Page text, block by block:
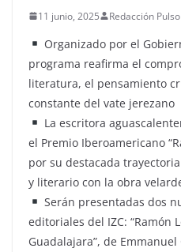
11 junio, 2025 Redacción
Organizado por el
programa reafirma el
literatura, el pensamiento
constante del vate jerezano
La escritora
el Premio Iberoamericano
por su destacada
y literario con la obra
Serán presentadas dos
editoriales del IZC: “Ramón
Guadalajara”, de